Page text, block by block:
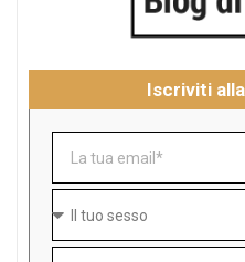
Iscriviti